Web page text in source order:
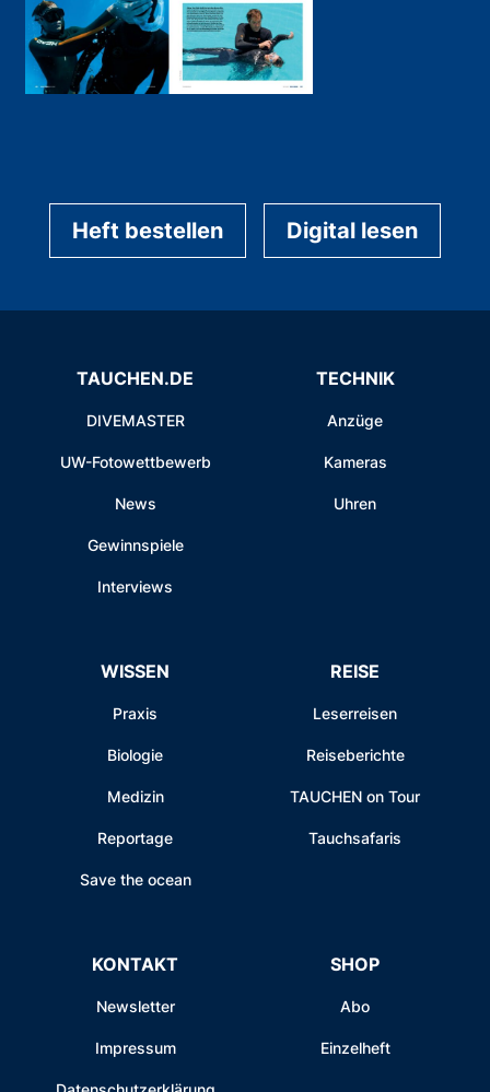
Heft bestellen Digital lesen
TAUCHEN.DE
DIVEMASTER
UW-Fotowettbewerb
News
Gewinnspiele
Interviews
TECHNIK
Anzüge
Kameras
Uhren
WISSEN
Praxis
Biologie
Medizin
Reportage
Save the ocean
REISE
Leserreisen
Reiseberichte
TAUCHEN on Tour
Tauchsafaris
KONTAKT
Newsletter
Impressum
SHOP
Abo
Einzelheft